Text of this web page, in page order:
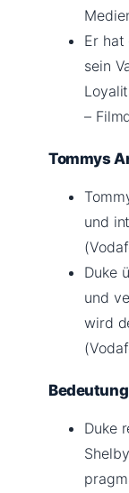
Er hat
sein
–
Tommys
und
Duke
und
wird
Duke